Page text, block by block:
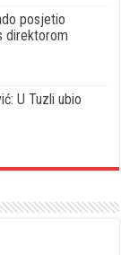
posjetio
direktorom
U Tuzli ubio